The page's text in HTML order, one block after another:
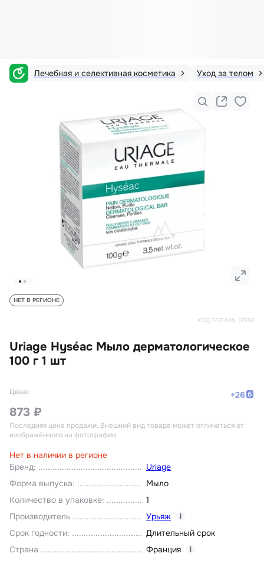
Лечебная и селективная косметика Уход за телом
КОД ТОВАРА: 17992
Uriage Hyséac Мыло дерматологическое
100 г 1 шт
НЕТ В РЕГИОНЕ
Бренд:
Uriage
Форма выпуска:
Мыло
Количество в упаковке:
1
Производитель
Урьяж i
Срок годности:
Длительный срок
Страна
Франция i
Цена: +26
873 ₽
Последняя цена продажи. Внешний вид товара может отличаться от
изображённого на фотографии.
Нет в наличии в регионе